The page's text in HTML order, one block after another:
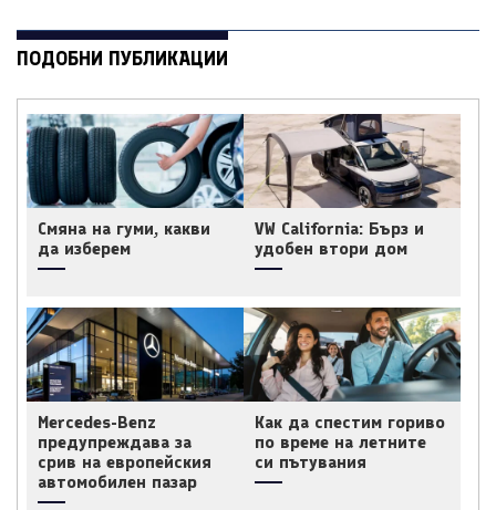
ПОДОБНИ ПУБЛИКАЦИИ
Смяна на гуми, какви
да изберем
VW California: Бърз и
удобен втори дом
Mercedes-Benz
предупреждава за
срив на европейския
автомобилен пазар
Как да спестим гориво
по време на летните
си пътувания